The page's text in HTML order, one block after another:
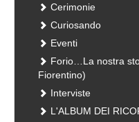
Cerimonie
Curiosando
Eventi
Forio…La nostra
Fiorentino)
Interviste
L'ALBUM DEI